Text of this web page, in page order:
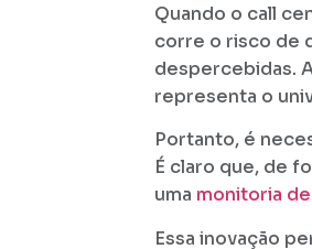
Quando o call
corre o risco de
despercebidas.
representa o
Portanto, é
É claro que, de
uma monitoria
Essa inovação